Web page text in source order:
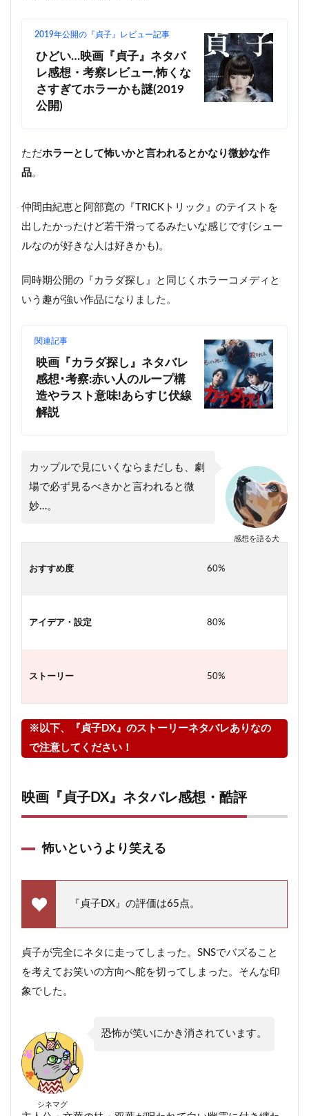
2019年公開の『貞子』レビュー記事
ひどい…映画『貞子』ネタバ
レ感想・考察レビュー,怖くな
さすぎてホラーかも謎(2019
公開)
ただホラーとして怖いかと言われるとかなり微妙な作
品。
仲間由紀恵と阿部寛の『TRICKトリック』のテイストを
出したかったけど若干滑ってるみたいな感じです(シュー
ルなのが好きな人は好きかも)。
同時期公開の『 カラダ探し』と同じくホラーコメディと
いう趣が強い作品になりました。
関連記事
映画『カラダ探し』ネタバレ
感想･考察:赤い人のループ構
造やラスト意味!あらすじ伏線
解説
感想を語る犬
カップルで見にいくならまだしも、劇
場で必ず見るべきかと言われると微
妙…。
おすすめ度 60%
アイデア・設定 80%
ストーリー 50%
※以下、『貞子DX』のストーリーネタバレありなの
で注意してください！
映画『貞子DX』ネタバレ感想・酷評
怖いというより笑える
『貞子DX』の評価は65点。
貞子が完全にネタに走ってしまった。SNSでバズること
を考えてお笑いの方向へ舵を切ってしまった。そんな印
象でした。
シネマグ
恐怖が笑いにかき消されています。